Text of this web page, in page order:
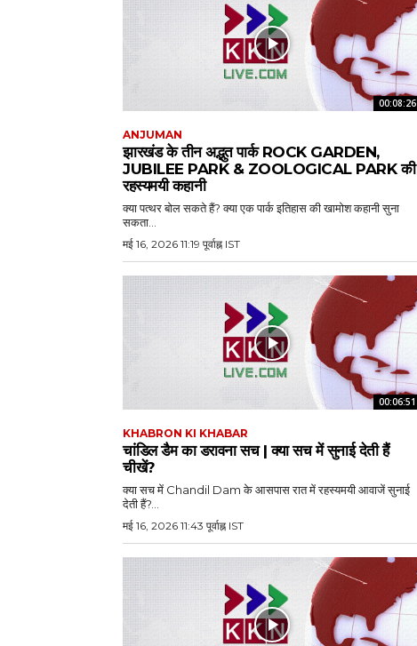
00:08:26
ANJUMAN
झारखंड के तीन अद्भुत पार्क ROCK GARDEN,
JUBILEE PARK & ZOOLOGICAL PARK की
रहस्यमयी कहानी
क्या पत्थर बोल सकते हैं? क्या एक पार्क इतिहास की खामोश कहानी सुना
सकता...
मई 16, 2026 11:19 पूर्वाह्न IST
00:06:51
KHABRON KI KHABAR
चांडिल डैम का डरावना सच | क्या सच में सुनाई देती हैं
चीखें?
क्या सच में Chandil Dam के आसपास रात में रहस्यमयी आवाजें सुनाई
देती हैं?...
मई 16, 2026 11:43 पूर्वाह्न IST